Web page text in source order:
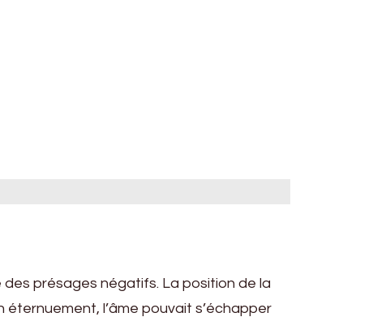
présages négatifs. La position de la
l’âme pouvait s’échapper